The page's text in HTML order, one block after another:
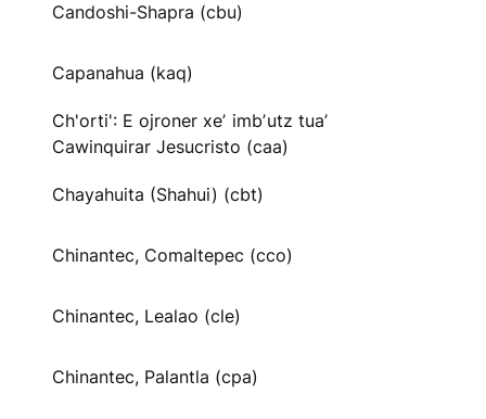
Candoshi-Shapra (cbu)
Capanahua (kaq)
Ch'orti': E ojroner xeʼ imbʼutz tuaʼ
Cawinquirar Jesucristo (caa)
Chayahuita (Shahui) (cbt)
Chinantec, Comaltepec (cco)
Chinantec, Lealao (cle)
Chinantec, Palantla (cpa)